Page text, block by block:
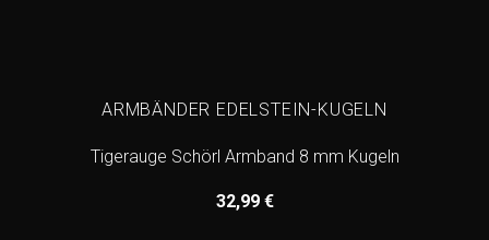
ARMBÄNDER EDELSTEIN-KUGELN
Tigerauge Schörl Armband 8 mm Kugeln
32,99 €